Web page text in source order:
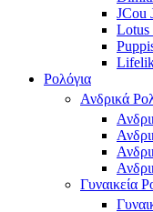
JCou
Lotus
Ρολόγια
Ανδρικά
Γυναικεία